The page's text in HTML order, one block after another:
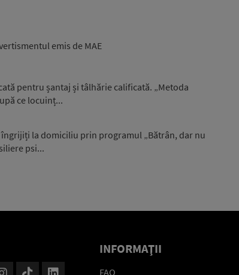
emis de MAE
pentru șantaj și tâlhărie calificată. „Metoda
ce locuinț...
la domiciliu prin programul „Bătrân, dar nu
psi...
INFORMAŢII
FAQ